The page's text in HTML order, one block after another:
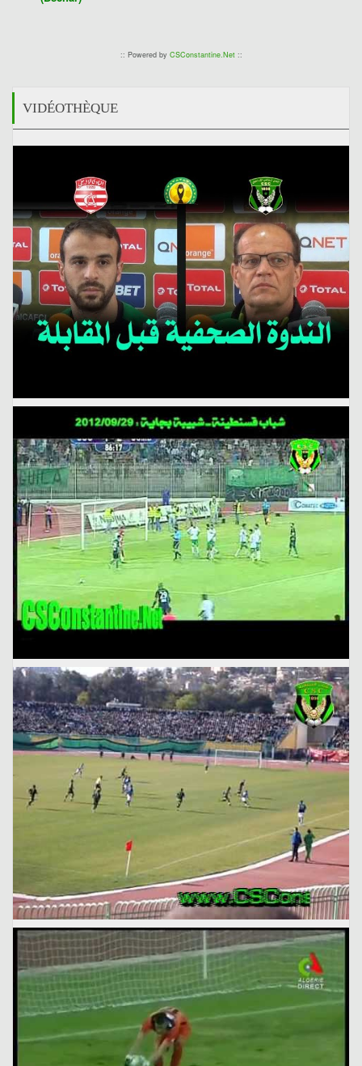
:: Powered by CSConstantine.Net::
VIDÉOTHÈQUE